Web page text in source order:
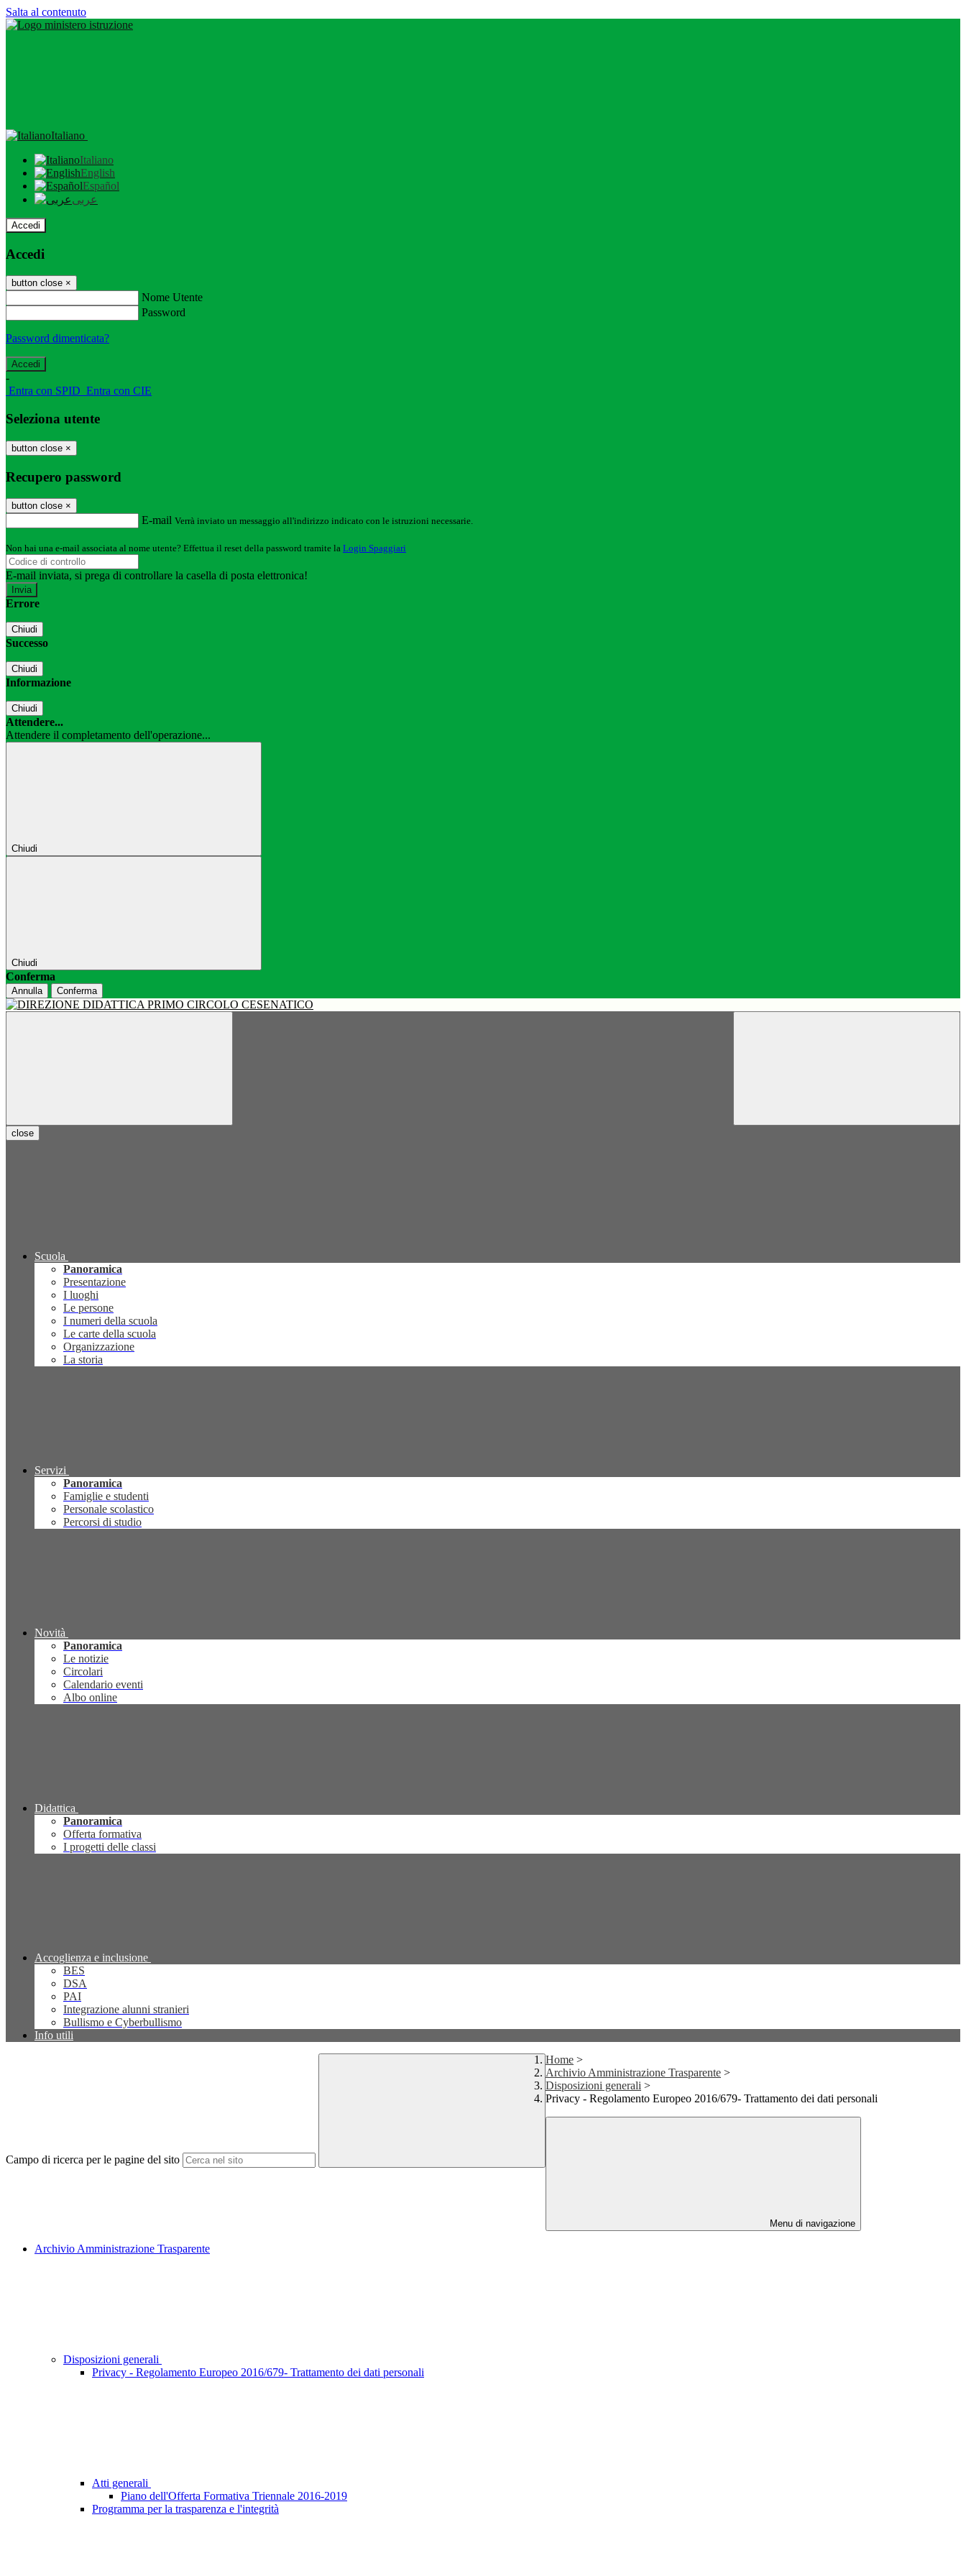
Salta al contenuto
Italiano
Italiano
English
Español
عربى
Accedi
Accedi
button close ×
Nome Utente
Password
Password dimenticata?
-
Entra con SPID Entra con CIE
Seleziona utente
button close ×
Recupero password
button close ×
E-mail Verrà inviato un messaggio all'indirizzo indicato con le istruzioni necessarie.
Non hai una e-mail associata al nome utente? Effettua il reset della password tramite la Login Spaggiari
E-mail inviata, si prega di controllare la casella di posta elettronica!
Errore
Chiudi
Successo
Chiudi
Informazione
Chiudi
Attendere...
Attendere il completamento dell'operazione...
Chiudi
Chiudi
Conferma
Annulla Conferma
close
Scuola
Panoramica
Presentazione
I luoghi
Le persone
I numeri della scuola
Le carte della scuola
Organizzazione
La storia
Servizi
Panoramica
Famiglie e studenti
Personale scolastico
Percorsi di studio
Novità
Panoramica
Le notizie
Circolari
Calendario eventi
Albo online
Didattica
Panoramica
Offerta formativa
I progetti delle classi
Accoglienza e inclusione
BES
DSA
PAI
Integrazione alunni stranieri
Bullismo e Cyberbullismo
Info utili
Campo di ricerca per le pagine del sito
Home >
Archivio Amministrazione Trasparente >
Disposizioni generali >
Privacy - Regolamento Europeo 2016/679- Trattamento dei dati personali
Menu di navigazione
Archivio Amministrazione Trasparente
Disposizioni generali
Privacy - Regolamento Europeo 2016/679- Trattamento dei dati personali
Atti generali
Piano dell'Offerta Formativa Triennale 2016-2019
Programma per la trasparenza e l'integrità